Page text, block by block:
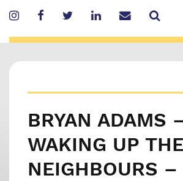
content
BRYAN ADAMS
WAKING UP THE
NEIGHBOURS –